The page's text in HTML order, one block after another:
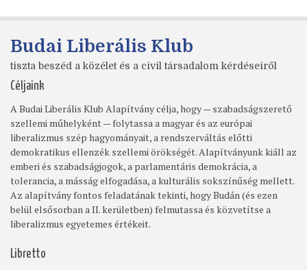
Budai Liberális Klub
tiszta beszéd a közélet és a civil társadalom kérdéseiről
Céljaink
A Budai Liberális Klub Alapítvány célja, hogy — szabadságszerető
szellemi műhelyként — folytassa a magyar és az európai
liberalizmus szép hagyományait, a rendszerváltás előtti
demokratikus ellenzék szellemi örökségét. Alapítványunk kiáll az
emberi és szabadságjogok, a parlamentáris demokrácia, a
tolerancia, a másság elfogadása, a kulturális sokszínűség mellett.
Az alapítvány fontos feladatának tekinti, hogy Budán (és ezen
belül elsősorban a II. kerületben) felmutassa és közvetítse a
liberalizmus egyetemes értékeit.
Libretto